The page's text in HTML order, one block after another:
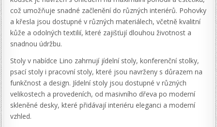
což umožňuje snadné začlenění do různých interiérů. Pohovky
a křesla jsou dostupné v různých materiálech, včetně kvalitní
kůže a odolných textilií, které zajišťují dlouhou životnost a
snadnou údržbu.
Stoly v nabídce Lino zahrnují jídelní stoly, konferenční stolky,
psací stoly i pracovní stoly, které jsou navrženy s důrazem na
funkčnost a design. Jídelní stoly jsou dostupné v různých
velikostech a provedeních, od masivního dřeva po moderní
skleněné desky, které přidávají interiéru eleganci a moderní
vzhled.